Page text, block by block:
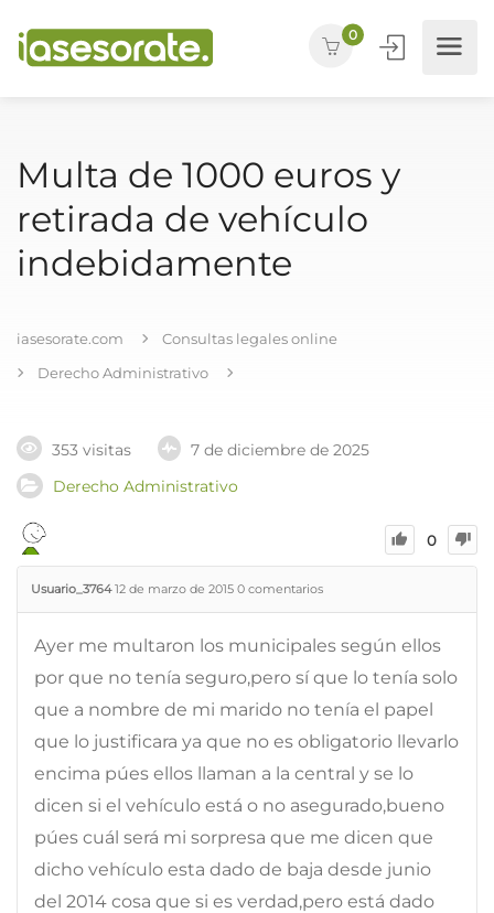
0
Multa de 1000 euros y
retirada de vehículo
indebidamente
iasesorate.com
Consultas legales online
Derecho Administrativo
353 visitas
7 de diciembre de 2025
Derecho Administrativo
0
Usuario_3764 12 de marzo de 2015 0 comentarios
Ayer me multaron los municipales según ellos
por que no tenía seguro,pero sí que lo tenía solo
que a nombre de mi marido no tenía el papel
que lo justificara ya que no es obligatorio llevarlo
encima púes ellos llaman a la central y se lo
dicen si el vehículo está o no asegurado,bueno
púes cuál será mi sorpresa que me dicen que
dicho vehículo esta dado de baja desde junio
del 2014 cosa que si es verdad,pero está dado